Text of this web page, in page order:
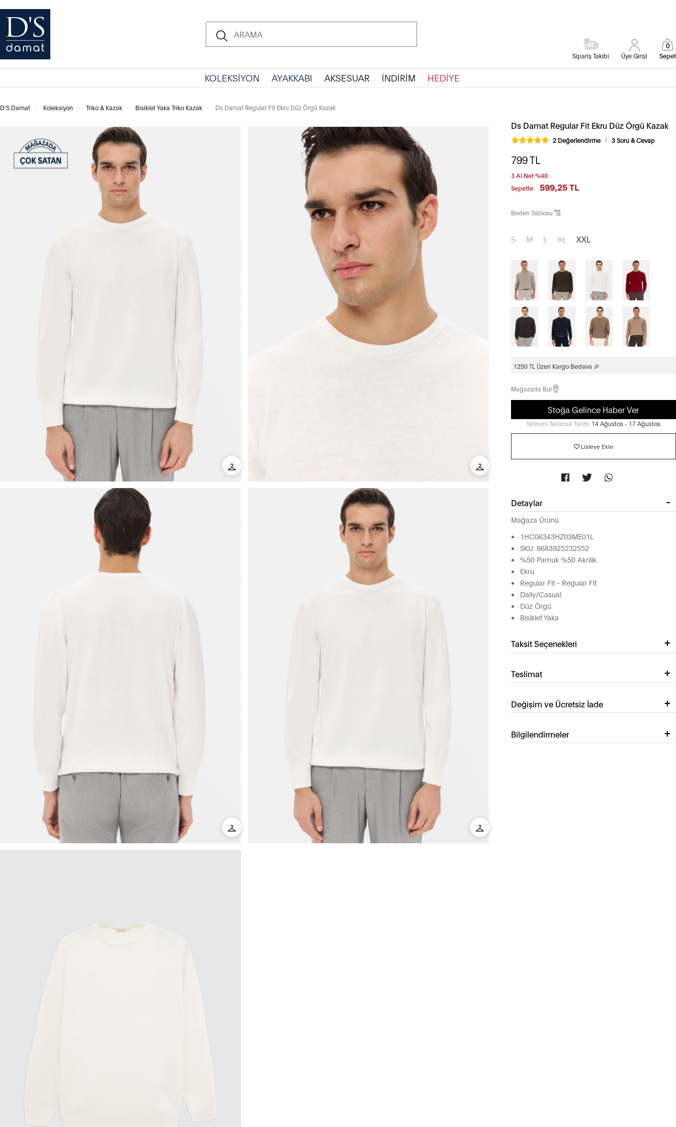
Sipariş Takibi Üye Girişi Sepet
0
KOLEKSİYON AYAKKABI AKSESUAR İNDİRİM HEDİYE
D'S Damat Koleksiyon Triko & Kazak Bisiklet Yaka Triko Kazak Ds Damat Regular Fit Ekru Düz Örgü Kazak
Ds Damat Regular Fit Ekru Düz Örgü Kazak
2 Değerlendirme 3 Soru & Cevap
799TL
3 Al Net %40
Sepette
599,25 TL
Beden Tablosu
S M L XL XXL
1250 TL Üzeri Kargo Bedava 🎉
Mağazada Bul
Stoğa Gelince Haber Ver
Tahmini Teslimat Tarihi: 14 Ağustos - 17 Ağustos
Listeye Ekle
Detaylar
Mağaza Ürünü
1HC06343HZ03ME01L
SKU: 8683925232552
%50 Pamuk %50 Akrilik
Ekru
Regular Fit - Regular Fit
Daily/Casual
Düz Örgü
Bisiklet Yaka
Taksit Seçenekleri
Teslimat
Değişim ve Ücretsiz İade
Bilgilendirmeler